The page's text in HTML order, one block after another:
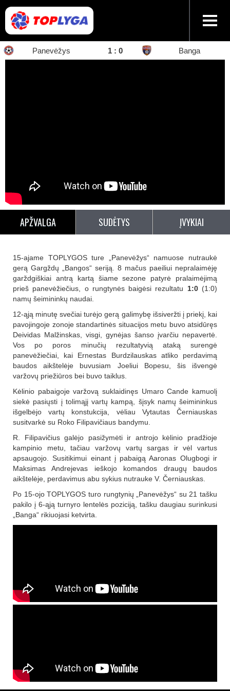
Panevėžys 1 : 0 Banga
APŽVALGA SUDĖTYS ĮVYKIAI
15-ajame TOPLYGOS ture „Panevėžys“ namuose nutraukė
gerą Gargždų „Bangos“ seriją. 8 mačus paeiliui nepralaimėję
garždgiškiai antrą kartą šiame sezone patyrė pralaimėjimą
prieš panevėžiečius, o rungtynės baigėsi rezultatu 1:0(1:0)
namų šeimininkų naudai.
12-ąją minutę svečiai turėjo gerą galimybę išsiveržti į priekį, kai
pavojingoje zonoje standartinės situacijos metu buvo atsidūręs
Deividas Malžinskas, visgi, gynėjas šanso įvarčiu nepavertė.
Vos po poros minučių rezultatyvią ataką surengė
panevėžiečiai, kai Ernestas Burdzilauskas atliko perdavimą
baudos aikštelėje buvusiam Joeliui Bopesu, šis išvengė
varžovų priežiūros bei buvo taiklus.
Kėlinio pabaigoje varžovą suklaidinęs Umaro Cande kamuolį
siekė pasiųsti į tolimąjį vartų kampą, šįsyk namų šeimininkus
išgelbėjo vartų konstukcija, vėliau Vytautas Černiauskas
susitvarkė su Roko Filipavičiaus bandymu.
R. Filipavičius galėjo pasižymėti ir antrojo kėlinio pradžioje
kampinio metu, tačiau varžovų vartų sargas ir vėl vartus
apsaugojo. Susitikimui einant į pabaigą Aaronas Olugbogi ir
Maksimas Andrejevas ieškojo komandos draugų baudos
aikštelėje, perdavimus abu sykius nutrauke V. Černiauskas.
Po 15-ojo TOPLYGOS turo rungtynių „Panevėžys“ su 21 tašku
pakilo į 6-ąją turnyro lentelės poziciją, tašku daugiau surinkusi
„Banga“ rikiuojasi ketvirta.